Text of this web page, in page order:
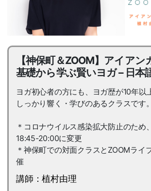
【神保町＆ZOOM】アイアン
基礎から学ぶ賢いヨガ – 日本
ヨガ初心者の方にも、ヨガ歴が10年以
しっかり響く・学びのあるクラスです。
＊コロナウイルス感染拡大防止のため
18:45-20:00に変更
＊神保町での対面クラスとZOOMライ
催
講師：植村由理